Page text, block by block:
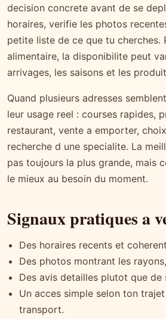
decision concrete avant de se
horaires, verifie les photos
petite liste de ce que tu cherches.
alimentaire, la disponibilite peut
arrivages, les saisons et les
Quand plusieurs adresses
leur usage reel : courses rapides,
restaurant, vente a emporter,
recherche d une specialite. La
pas toujours la plus grande, mais
le mieux au besoin du moment.
Signaux pratiques a
Des horaires recents et
Des photos montrant les
Des avis detailles plutot que de
Un acces simple selon ton
transport.